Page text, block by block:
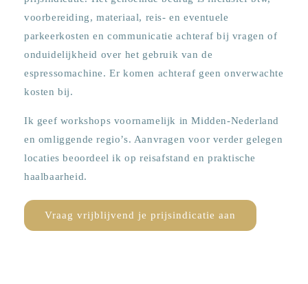
voorbereiding, materiaal, reis- en eventuele
parkeerkosten en communicatie achteraf bij vragen of
onduidelijkheid over het gebruik van de
espressomachine. Er komen achteraf geen onverwachte
kosten bij.
Ik geef workshops voornamelijk in Midden-Nederland
en omliggende regio’s. Aanvragen voor verder gelegen
locaties beoordeel ik op reisafstand en praktische
haalbaarheid.
Vraag vrijblijvend je prijsindicatie aan